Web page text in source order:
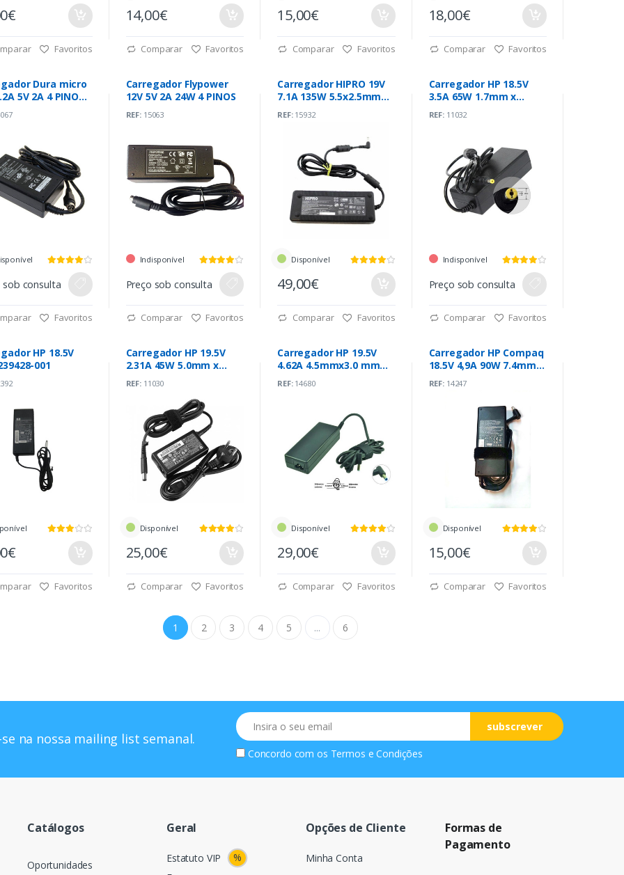
Favoritos
14,00€
Comparar Favoritos
15,00€
Comparar Favoritos
18,00€
Comparar Favoritos
Dura micro
5V 2A 4 PINOS
sob consulta
Favoritos
Carregador Flypower
12V 5V 2A 24W 4 PINOS
REF:15063
Indisponível
Preço sob consulta
Comparar Favoritos
Carregador HIPRO 19V
7.1A 135W 5.5x2.5mm
REF:15932
Disponível
49,00€
Comparar Favoritos
Carregador HP 18.5V
3.5A 65W 1.7mm x
REF:11032
Indisponível
Preço sob consulta
Comparar Favoritos
HP 18.5V
001
Favoritos
Carregador HP 19.5V
2.31A 45W 5.0mm x
REF:11030
Disponível
25,00€
Comparar Favoritos
Carregador HP 19.5V
4.62A 4.5mmx3.0 mm
001)
REF:14680
Disponível
29,00€
Comparar Favoritos
Carregador HP Compaq
18.5V 4,9A 90W 7.4mm x
REF:14247
Disponível
15,00€
Comparar Favoritos
1 2 3 4 5 ... 6
na nossa mailing list semanal.
Email
subscrever
Concordo com os Termos e Condições
Catálogos
Oportunidades
Geral
Estatuto VIP
%
Opções de Cliente
Minha Conta
Formas de
Pagamento